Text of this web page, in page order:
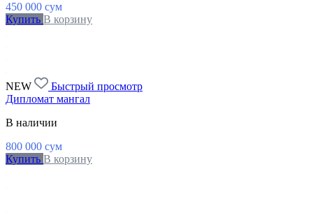
450 000 сум
Купить В корзину
NEW
Быстрый просмотр
Дипломат мангал
В наличии
800 000 сум
Купить В корзину